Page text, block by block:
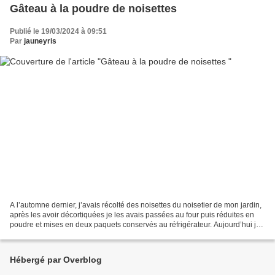
Gâteau à la poudre de noisettes
Publié le 19/03/2024 à 09:51
Par jauneyris
A l’automne dernier, j’avais récolté des noisettes du noisetier de mon jardin,
après les avoir décortiquées je les avais passées au four puis réduites en
poudre et mises en deux paquets conservés au réfrigérateur. Aujourd’hui je
Hébergé par Overblog